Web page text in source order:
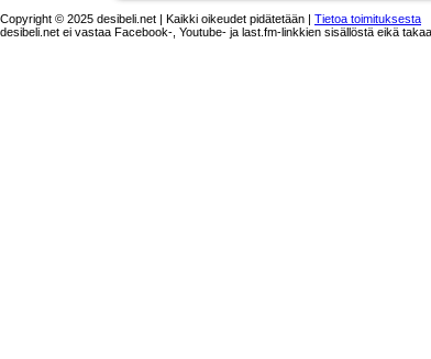
Copyright © 2025 desibeli.net | Kaikki oikeudet pidätetään | Tietoa toimituksesta
desibeli.net ei vastaa Facebook-, Youtube- ja last.fm-linkkien sisällöstä eikä